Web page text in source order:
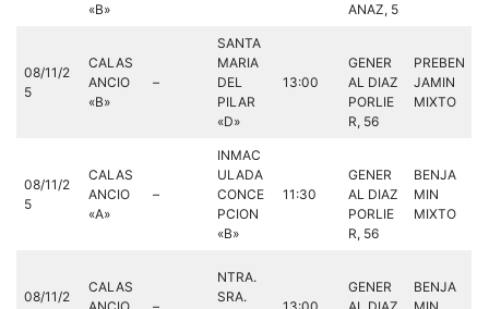
«B»
ANAZ, 5
08/11/2
5
CALAS
ANCIO
«B»
–
SANTA
MARIA
DEL
PILAR
«D»
13:00
GENER
AL DIAZ
PORLIE
R, 56
PREBEN
JAMIN
MIXTO
08/11/2
5
CALAS
ANCIO
«A»
–
INMAC
ULADA
CONCE
PCION
«B»
11:30
GENER
AL DIAZ
PORLIE
R, 56
BENJA
MIN
MIXTO
08/11/2
CALAS
NTRA.
SRA.
GENER
BENJA